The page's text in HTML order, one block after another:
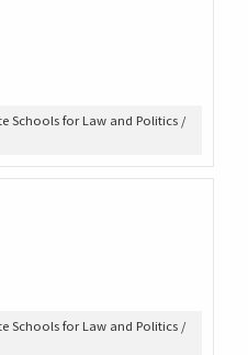
Schools for Law and Politics /
Schools for Law and Politics /